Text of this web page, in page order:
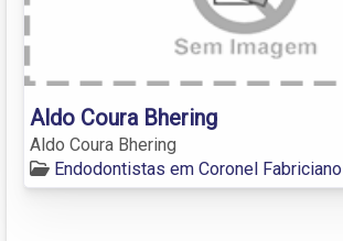
Aldo Coura Bhering
Aldo Coura Bhering
Endodontistas em Coronel Fabriciano